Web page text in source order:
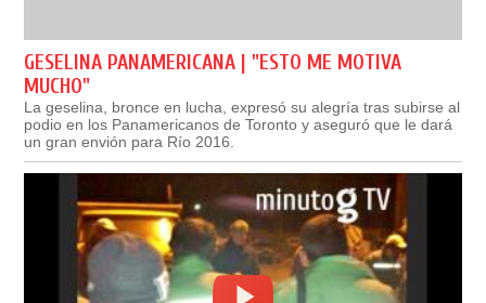
GESELINA PANAMERICANA | "ESTO ME MOTIVA
MUCHO"
La geselina, bronce en lucha, expresó su alegría tras subirse al
podio en los Panamericanos de Toronto y aseguró que le dará
un gran envión para Río 2016.